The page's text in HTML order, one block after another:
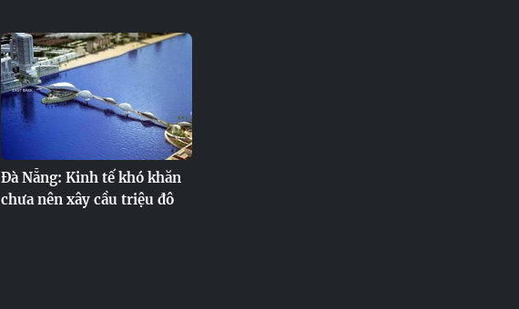
Đà Nẵng: Kinh tế khó khăn
chưa nên xây cầu triệu đô